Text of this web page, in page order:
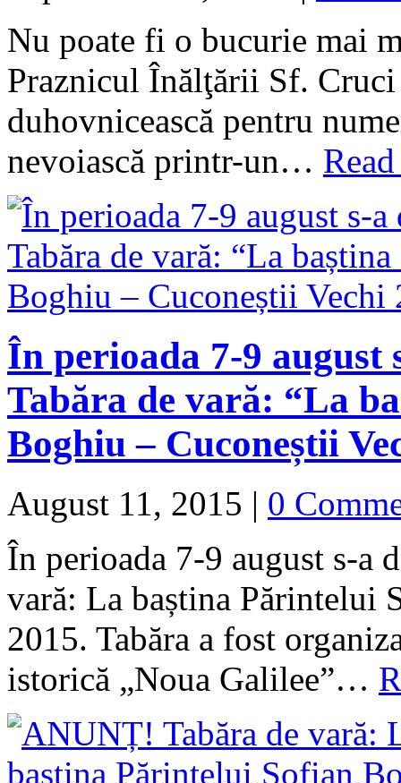
Nu poate fi o bucurie mai
Praznicul Înălţării Sf.
duhovnicească pentru
nevoiască printr-un…
În perioada 7-9 august
Tabăra de vară: “La
Boghiu – Cuconeștii
August 11, 2015 | 0
În perioada 7-9 august s-a
vară: La baștina Părintelui
2015. Tabăra a fost
istorică „Noua Galilee”…